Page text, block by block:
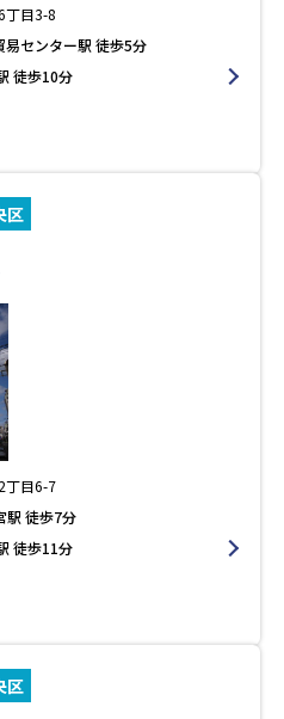
丁目3-8
易センター駅 徒歩5分
徒歩10分
区
丁目6-7
駅 徒歩7分
徒歩11分
区